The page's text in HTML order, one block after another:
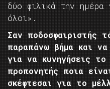
δύο φιλικά την ημέρα
όλοι».
Σαν ποδοσφαιριστής
παραπάνω βήμα και
για να κυνηγήσεις
προπονητής ποια
σκέφτεσαι για το